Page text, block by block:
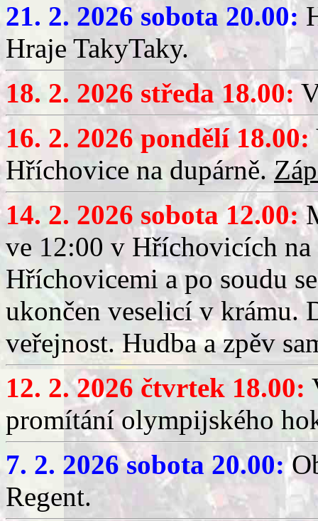
21. 2. 2026 sobota 20.00:
Hraje TakyTaky.
18. 2. 2026 středa 18.00:
16. 2. 2026 pondělí 18.00:
Hříchovice na dupárně.
14. 2. 2026 sobota 12.00:
ve 12:00 v Hříchovicích
Hříchovicemi a po soudu
ukončen veselicí v krámu.
veřejnost. Hudba a zpěv
12. 2. 2026 čtvrtek 18.00:
promítání olympijského
7. 2. 2026 sobota 20.00:
Regent.